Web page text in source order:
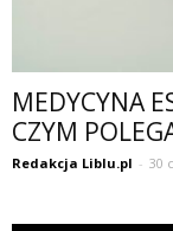
MEDYCYNA
CZYM
Redakcja Liblu.pl - 30